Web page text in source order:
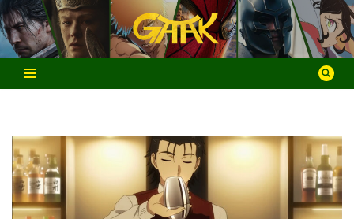
Aller
au
contenu